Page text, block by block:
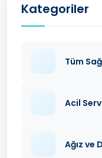
Kategoriler
Tüm
Acil
Ağız ve